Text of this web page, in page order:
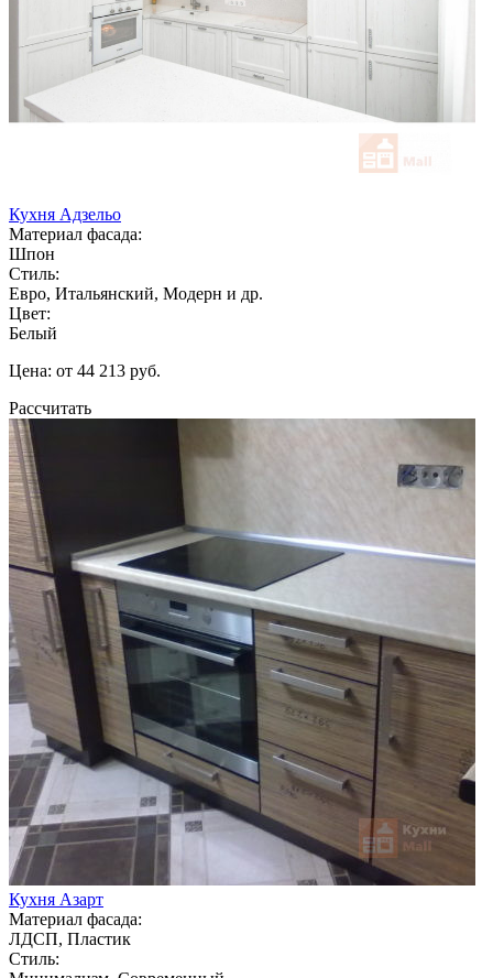
Кухня Адзельо
Материал фасада:
Шпон
Стиль:
Евро, Итальянский, Модерн и др.
Цвет:
Белый
Цена: от 44 213 руб.
Рассчитать
Кухня Азарт
Материал фасада:
ЛДСП, Пластик
Стиль: